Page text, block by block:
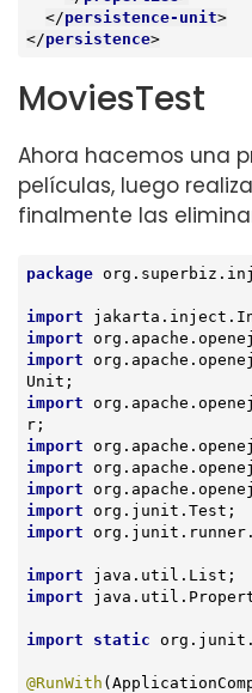
</persistence-unit>
</persistence>
MoviesTest
Ahora hacemos una
películas, luego
finalmente las
package
import
import
import
import
import
import
import
import
import
import
import
import static
@RunWith